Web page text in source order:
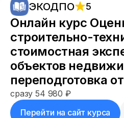
ЭКОДПО 5
Онлайн курс
строительно-
стоимостная
объектов
переподготовка
сразу 54 980 ₽
Перейти на сайт курса
Привет! Я Ваш карьерный
курсы, которые
целям.
Пожалуйста, ответьте на
чтобы начать.
Приступим?